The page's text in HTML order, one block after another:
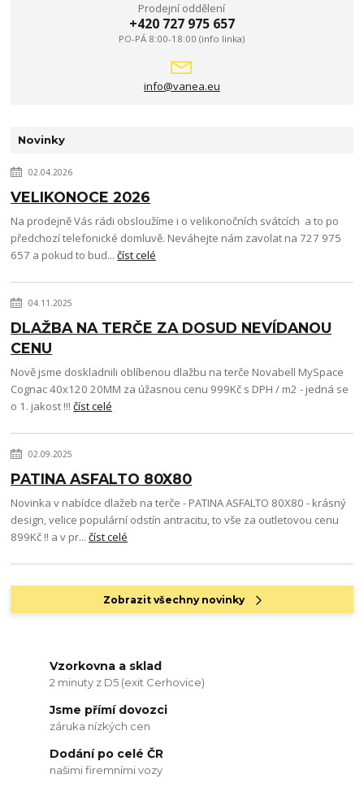
Prodejní oddělení
+420 727 975 657
PO-PÁ 8:00-18:00 (info linka)
info@vanea.eu
Novinky
02.04.2026
VELIKONOCE 2026
Na prodejně Vás rádi obsloužíme i o velikonočních svátcích a to po
předchozí telefonické domluvě. Neváhejte nám zavolat na 727 975
657 a pokud to bud...číst celé
04.11.2025
DLAŽBA NA TERČE ZA DOSUD NEVÍDANOU
CENU
Nově jsme doskladnili oblíbenou dlažbu na terče Novabell MySpace
Cognac 40x120 20MM za úžasnou cenu 999Kč s DPH / m2 - jedná se
o 1. jakost !!!číst celé
02.09.2025
PATINA ASFALTO 80X80
Novinka v nabídce dlažeb na terče - PATINA ASFALTO 80X80 - krásný
design, velice populární odstín antracitu, to vše za outletovou cenu
899Kč !! a v pr...číst celé
Zobrazit všechny novinky
Vzorkovna a sklad
2 minuty z D5 (exit Cerhovice)
Jsme přímí dovozci
záruka nízkých cen
Dodání po celé ČR
našimi firemními vozy